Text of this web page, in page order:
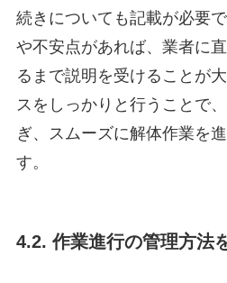
続きについても記載が必要
や不安点があれば、業者に
るまで説明を受けることが
スをしっかりと行うことで
ぎ、スムーズに解体作業を
す。
4.2. 作業進行の管理方法